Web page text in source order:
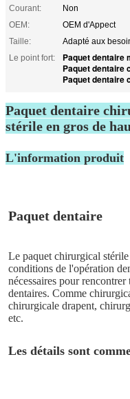
Courant:
Non
OEM:
OEM d'Appect
Taille:
Adapté aux
Le point fort:
Paquet dentaire
Paquet dentaire
Paquet dentaire
Paquet dentaire
stérile en gros de
L'information produit
Paquet dentaire
Le paquet chirurgical
conditions de l'opération
nécessaires pour
dentaires. Comme
chirurgicale drapent,
etc.
Les détails sont